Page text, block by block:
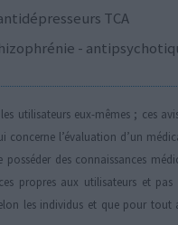
TCA
-
utilisateurs eux-mêmes ; ces
l’évaluation d’un
des connaissances
propres aux utilisateurs et
les individus et que pour